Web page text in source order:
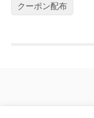
クーポン配布